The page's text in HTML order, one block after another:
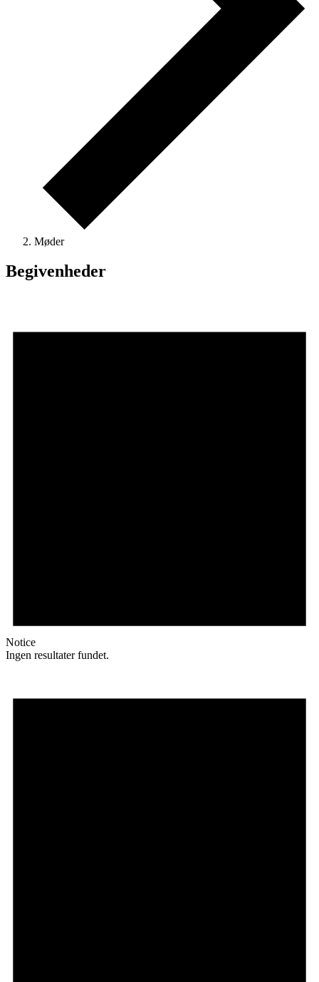
Møder
Begivenheder
Notice
Ingen resultater fundet.